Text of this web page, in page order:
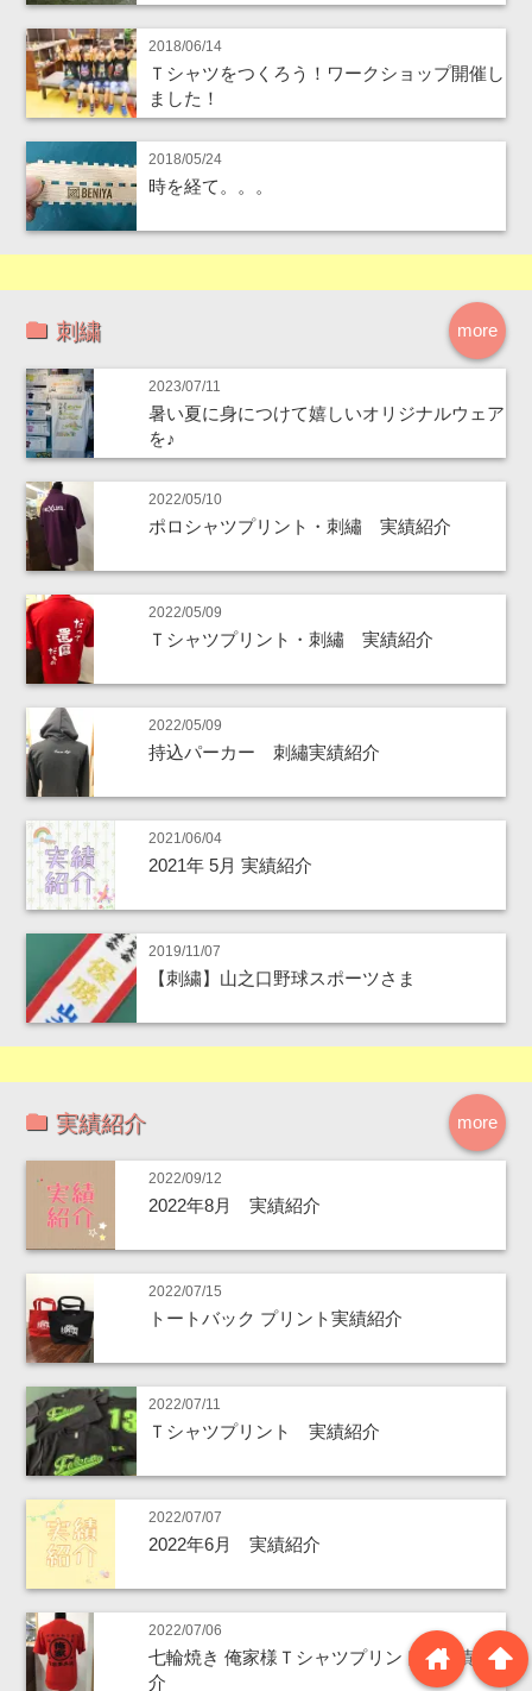
2018/06/14
Ｔシャツをつくろう！ワークショップ開催し
ました！
2018/05/24
時を経て。。。
more
刺繍
2023/07/11
暑い夏に身につけて嬉しいオリジナルウェア
を♪
2022/05/10
ポロシャツプリント・刺繡 実績紹介
2022/05/09
Ｔシャツプリント・刺繡 実績紹介
2022/05/09
持込パーカー 刺繡実績紹介
2021/06/04
2021年 5月 実績紹介
2019/11/07
【刺繍】山之口野球スポーツさま
more
実績紹介
2022/09/12
2022年8月 実績紹介
2022/07/15
トートバック プリント実績紹介
2022/07/11
Ｔシャツプリント 実績紹介
2022/07/07
2022年6月 実績紹介
2022/07/06
七輪焼き 俺家様Ｔシャツプリント 実績紹
介
arrowup
home